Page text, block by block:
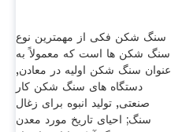
سنگ شکن فکی از مهمترین نوع
سنگ شکن ها است که معمولاً به
عنوان سنگ شکن اولیه در معادن,
دستگاه های سنگ شکن کار
صنعتی, تولید انبوه برای زغال
سنگ; احیای تاریخ مورد معدن